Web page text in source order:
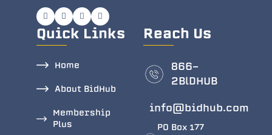
Quick Links
Home
About BidHub
Membership
Plus
Reach Us
866-
2BlDHUB
info@bidhub.com
PO Box 177